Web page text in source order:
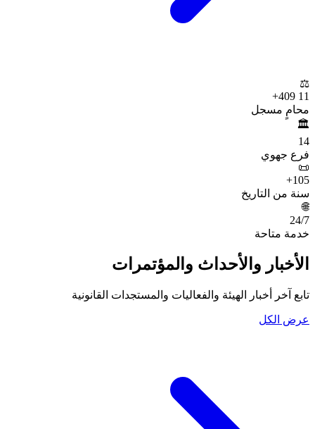
⚖️
11 409
+
محامٍ مسجل
🏛️
14
فرع جهوي
📜
105
+
سنة من التاريخ
🌐
24/7
خدمة متاحة
الأخبار والأحداث والمؤتمرات
تابع آخر أخبار الهيئة والفعاليات والمستجدات القانونية
عرض الكل